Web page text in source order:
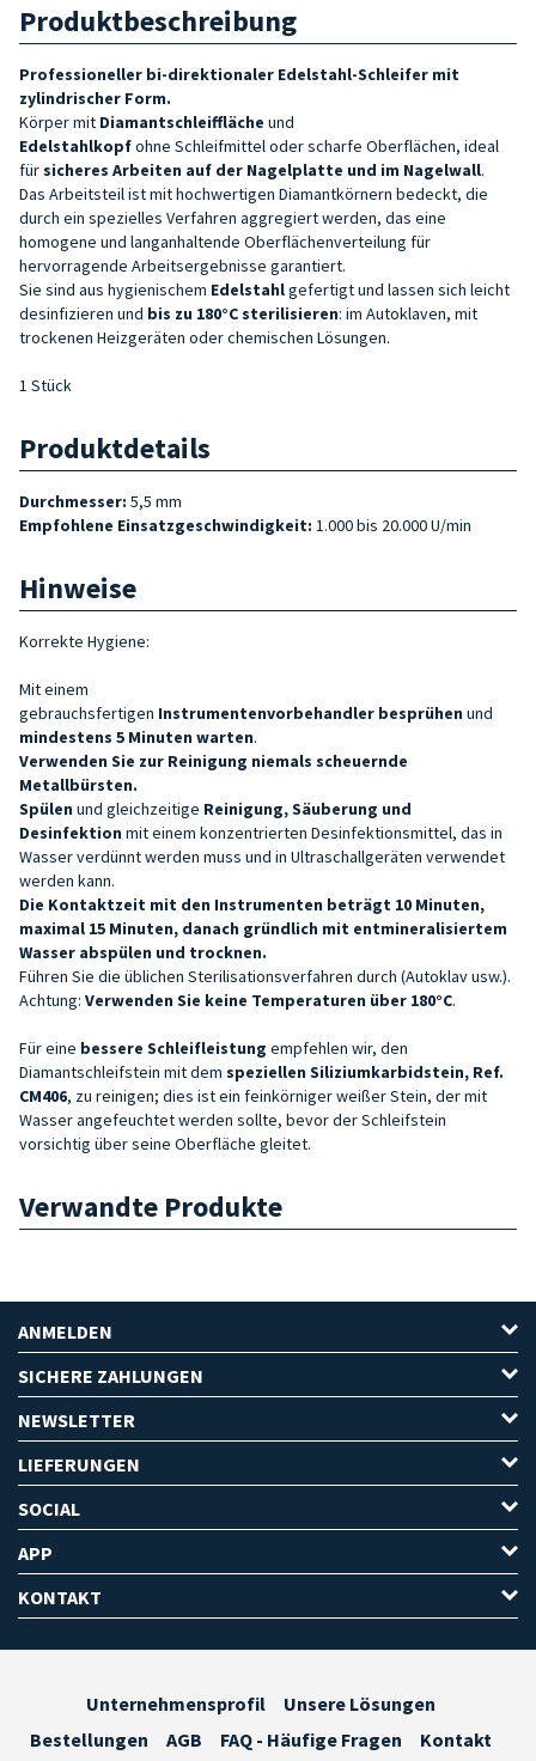
Produktbeschreibung
Professioneller bi-direktionaler Edelstahl-Schleifer mit
zylindrischer Form.
Körper mit Diamantschleiffläche und
Edelstahlkopfohne Schleifmittel oder scharfe Oberflächen, ideal
fürsicheres Arbeiten auf der Nagelplatte und im Nagelwall.
Das Arbeitsteil ist mit hochwertigen Diamantkörnern bedeckt, die
durch ein spezielles Verfahren aggregiert werden, das eine
homogene und langanhaltende Oberflächenverteilung für
hervorragende Arbeitsergebnisse garantiert.
Sie sind aus hygienischem Edelstahlgefertigt und lassen sich leicht
desinfizieren und bis zu 180°C sterilisieren: im Autoklaven, mit
trockenen Heizgeräten oder chemischen Lösungen.
1 Stück
Produktdetails
Durchmesser: 5,5 mm
Empfohlene Einsatzgeschwindigkeit: 1.000 bis 20.000 U/min
Hinweise
Korrekte Hygiene:
Mit einem
gebrauchsfertigen Instrumentenvorbehandler besprühen und
mindestens 5 Minuten warten.
Verwenden Sie zur Reinigung niemals scheuernde
Metallbürsten.
Spülen und gleichzeitige Reinigung, Säuberung und
Desinfektion mit einem konzentrierten Desinfektionsmittel, das in
Wasser verdünnt werden muss und in Ultraschallgeräten verwendet
werden kann.
Die Kontaktzeit mit den Instrumenten beträgt 10 Minuten,
maximal 15 Minuten, danach gründlich mit entmineralisiertem
Wasser abspülen und trocknen.
Führen Sie die üblichen Sterilisationsverfahren durch (Autoklav usw.).
Achtung: Verwenden Sie keine Temperaturen über 180°C.
Für eine bessere Schleifleistung empfehlen wir, den
Diamantschleifstein mit dem speziellen Siliziumkarbidstein, Ref.
CM406, zu reinigen; dies ist ein feinkörniger weißer Stein, der mit
Wasser angefeuchtet werden sollte, bevor der Schleifstein
vorsichtig über seine Oberfläche gleitet.
Verwandte Produkte
ANMELDEN
SICHERE ZAHLUNGEN
NEWSLETTER
LIEFERUNGEN
SOCIAL
APP
KONTAKT
Unternehmensprofil
Unsere Lösungen
Bestellungen
AGB FAQ - Häufige Fragen Kontakt